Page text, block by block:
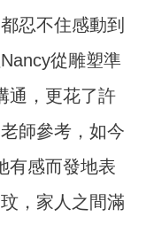
忍不住感動到
從雕塑準
通，更花了許
師參考，如今
有感而發地表
，家人之間滿